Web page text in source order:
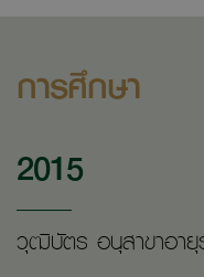
การศึกษา
2015
วุฒิบัตร อนุสาขาอา